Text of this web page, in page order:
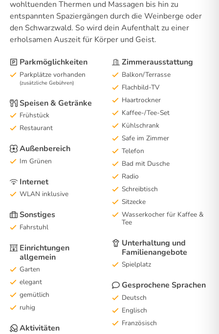
wohltuenden Thermen und Massagen bis hin zu
entspannten Spaziergängen durch die Weinberge oder
den Schwarzwald. So wird dein Aufenthalt zu einer
erholsamen Auszeit für Körper und Geist.
Parkmöglichkeiten
Parkplätze vorhanden
(zusätzliche Gebühren)
Speisen & Getränke
Frühstück
Restaurant
Außenbereich
Im Grünen
Internet
WLAN inklusive
Sonstiges
Fahrstuhl
Einrichtungen
allgemein
Garten
elegant
gemütlich
ruhig
Aktivitäten
Zimmerausstattung
Balkon/Terrasse
Flachbild-TV
Haartrockner
Kaffee-/Tee-Set
Kühlschrank
Safe im Zimmer
Telefon
Bad mit Dusche
Radio
Schreibtisch
Sitzecke
Wasserkocher für Kaffee &
Tee
Unterhaltung und
Familienangebote
Spielplatz
Gesprochene Sprachen
Deutsch
Englisch
Französisch